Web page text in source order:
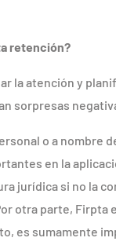
retención?
la atención y
sorpresas
o a nombre
en la
jurídica si no la
otra parte, Firpta
es sumamente